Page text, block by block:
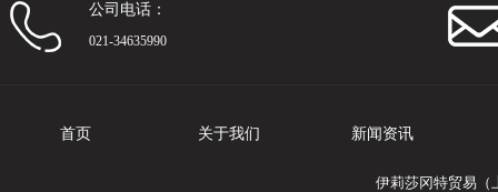
公司电话：
021-34635990
首页 关于我们 新闻资讯
伊莉莎冈特贸易（